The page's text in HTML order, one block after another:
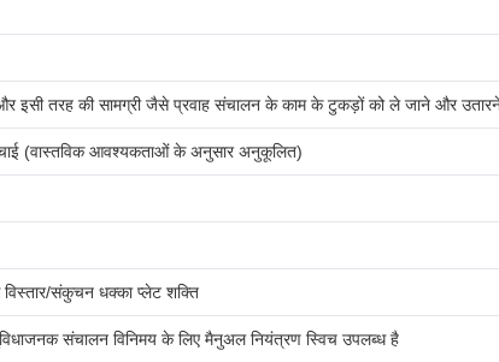
इसी तरह की सामग्री जैसे प्रवाह संचालन के काम के टुकड़ों को ले जाने और
(वास्तविक आवश्यकताओं के अनुसार अनुकूलित)
संकुचन धक्का प्लेट शक्ति
संचालन विनिमय के लिए मैनुअल नियंत्रण स्विच उपलब्ध है